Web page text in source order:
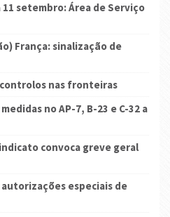
11 setembro: Área de Serviço
França: sinalização de
nas fronteiras
no AP-7, B-23 e C-32 a
convoca greve geral
especiais de